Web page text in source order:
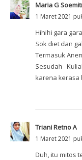
Maria G
1 Maret 2021
Hihihi gara
Sok diet dan
Termasuk
Sesudah
karena kerasa
Triani Retno A
1 Maret 2021
Duh, itu mitos